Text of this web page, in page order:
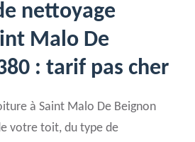
nettoyage
Malo De
: tarif pas cher
à Saint Malo De Beignon
votre toit, du type de